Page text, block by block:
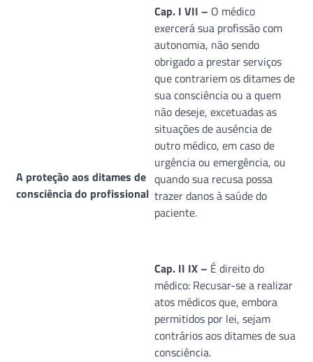
A proteção aos ditames de
consciência do profissional
Cap. I VII – O médico
exercerá sua profissão com
autonomia, não sendo
obrigado a prestar serviços
que contrariem os ditames de
sua consciência ou a quem
não deseje, excetuadas as
situações de ausência de
outro médico, em caso de
urgência ou emergência, ou
quando sua recusa possa
trazer danos à saúde do
paciente.
Cap. II IX – É direito do
médico: Recusar-se a realizar
atos médicos que, embora
permitidos por lei, sejam
contrários aos ditames de sua
consciência.